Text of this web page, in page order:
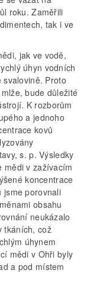
roku. Zaměřili
tak i ve
jak ve vodě,
úhyn vodních
Proto
bude důležité
K rozborům
a jednoho
kovů
s. p. Výsledky
mědi v zažívacím
koncentrace
jsme porovnali
obsahu
neukázalo
tkáních, což
úhynem
mědi v Ohři byly
a pod místem